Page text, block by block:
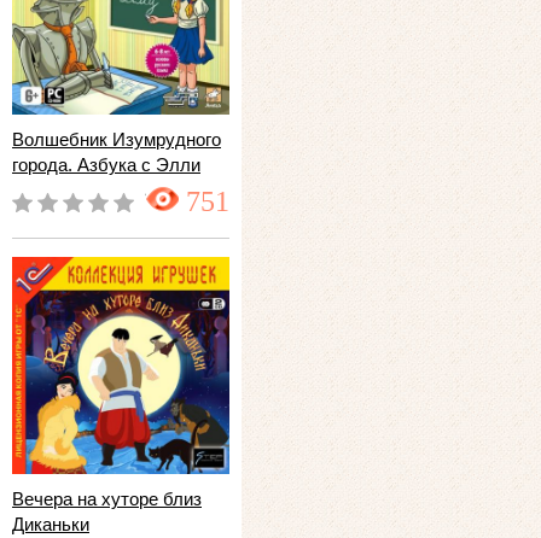
Волшебник Изумрудного
города. Азбука с Элли
751
Вечера на хуторе близ
Диканьки